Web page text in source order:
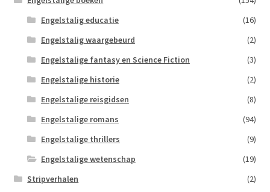
Engelstalig educatie
(16)
Engelstalig waargebeurd
(2)
Engelstalige fantasy en Science Fiction
(3)
Engelstalige historie
(2)
Engelstalige reisgidsen
(8)
Engelstalige romans
(94)
Engelstalige thrillers
(9)
Engelstalige wetenschap
(19)
Stripverhalen
(2)